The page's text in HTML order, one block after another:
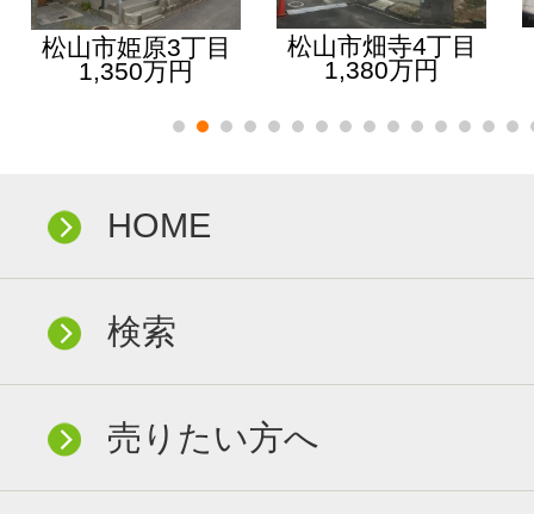
松山市姫原3丁目
1,350万円
松山市畑寺4丁目
1,380万円
HOME
検索
売りたい方へ